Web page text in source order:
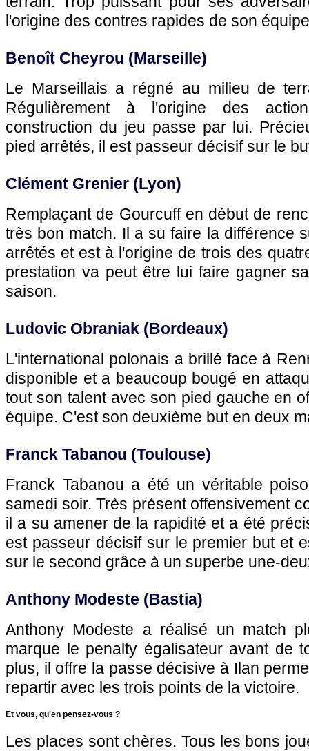
l'origine des contres rapides de son
Benoît Cheyrou (Marseille)
Le Marseillais a régné au milieu de
Régulièrement à l'origine des
construction du jeu passe par lui.
pied arrêtés, il est passeur décisif sur le
Clément Grenier (Lyon)
Remplaçant de Gourcuff en début de
très bon match. Il a su faire la différence
arrêtés et est à l'origine de trois des
prestation va peut être lui faire gagner
saison.
Ludovic Obraniak (Bordeaux)
L'international polonais a brillé face à
disponible et a beaucoup bougé en
tout son talent avec son pied gauche en
équipe. C'est son deuxième but en deux
Franck Tabanou (Toulouse)
Franck Tabanou a été un véritable
samedi soir. Très présent offensivement
il a su amener de la rapidité et a été
est passeur décisif sur le premier but et
sur le second grâce à un superbe une-
Anthony Modeste (Bastia)
Anthony Modeste a réalisé un match
marque le penalty égalisateur avant de
plus, il offre la passe décisive à Ilan
repartir avec les trois points de la victoire.
Et vous, qu'en pensez-vous ?
Les places sont chères. Tous les bons